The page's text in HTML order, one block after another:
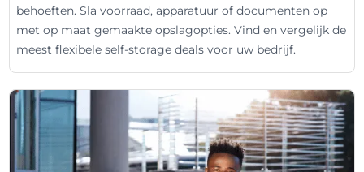
behoeften. Sla voorraad, apparatuur of documenten op
met op maat gemaakte opslagopties. Vind en vergelijk de
meest flexibele self-storage deals voor uw bedrijf.